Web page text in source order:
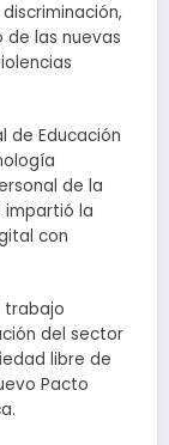
de las nuevas
de Educación
de la
impartió la
con
trabajo
del sector
libre de
Pacto